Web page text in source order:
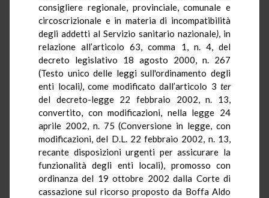
consigliere regionale, provinciale, comunale e
circoscrizionale e in materia di incompatibilità
degli addetti al Servizio sanitario nazionale), in
relazione all’articolo 63, comma 1, n. 4, del
decreto legislativo 18 agosto 2000, n. 267
(Testo unico delle leggi sull'ordinamento degli
enti locali), come modificato dall’articolo 3 ter
del decreto-legge 22 febbraio 2002, n. 13,
convertito, con modificazioni, nella legge 24
aprile 2002, n. 75 (Conversione in legge, con
modificazioni, del D.L. 22 febbraio 2002, n. 13,
recante disposizioni urgenti per assicurare la
funzionalità degli enti locali), promosso con
ordinanza del 19 ottobre 2002 dalla Corte di
cassazione sul ricorso proposto da Boffa Aldo